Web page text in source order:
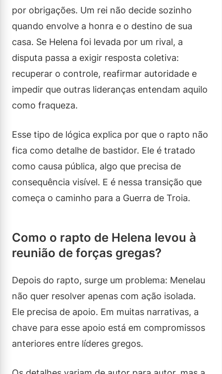
por obrigações. Um rei não decide sozinho
quando envolve a honra e o destino de sua
casa. Se Helena foi levada por um rival, a
disputa passa a exigir resposta coletiva:
recuperar o controle, reafirmar autoridade e
impedir que outras lideranças entendam aquilo
como fraqueza.
Esse tipo de lógica explica por que o rapto não
fica como detalhe de bastidor. Ele é tratado
como causa pública, algo que precisa de
consequência visível. E é nessa transição que
começa o caminho para a Guerra de Troia.
Como o rapto de Helena levou à
reunião de forças gregas?
Depois do rapto, surge um problema: Menelau
não quer resolver apenas com ação isolada.
Ele precisa de apoio. Em muitas narrativas, a
chave para esse apoio está em compromissos
anteriores entre líderes gregos.